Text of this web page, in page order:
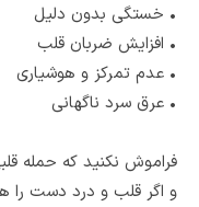
• خستگی بدون دلیل
• افزایش ضربان قلب
• عدم تمرکز و هوشیاری
• عرق سرد ناگهانی
فراموش نکنید که حمله
و اگر قلب و درد دست را